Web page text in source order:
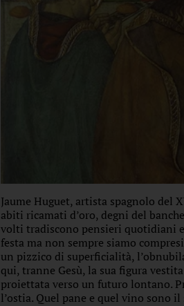
Jaume Huguet, artista spagnolo del
abiti ricamati d’oro, degni del
volti tradiscono pensieri quotidiani
festa ma non sempre siamo
un pizzico di superficialità,
qui, tranne Gesù, la sua figura
proiettata verso un futuro lontano.
l’ostia. Quel pane e quel vino sono